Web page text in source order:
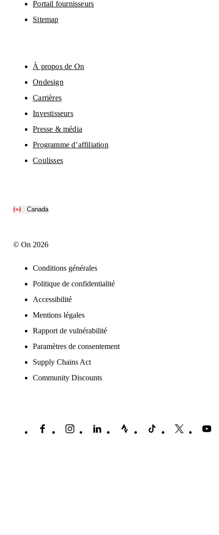
Portail fournisseurs
Sitemap
À propos de On
Ondesign
Carrières
Investisseurs
Presse & média
Programme d’affiliation
Coulisses
Canada
© On 2026
Conditions générales
Politique de confidentialité
Accessibilité
Mentions légales
Rapport de vulnérabilité
Paramètres de consentement
Supply Chains Act
Community Discounts